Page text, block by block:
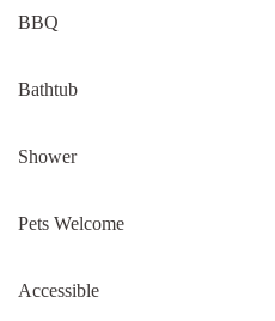
BBQ
Bathtub
Shower
Pets Welcome
Accessible